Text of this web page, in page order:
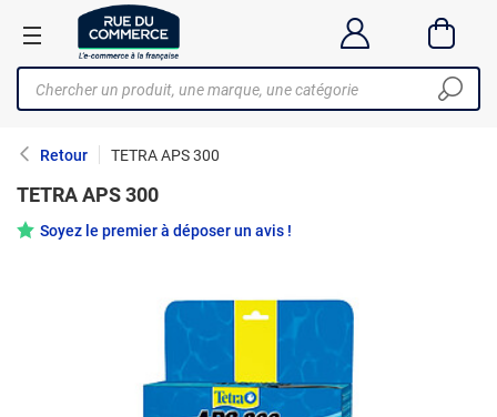
Retour TETRA APS 300
TETRA APS 300
Soyez le premier à déposer un avis !